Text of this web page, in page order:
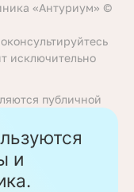
«Антуриум» ©
исключительно
публичной
Перед
цены у
Предоставление
об
и